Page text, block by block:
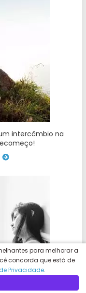
intercâmbio na
para melhorar a
concorda que está de
Privacidade.